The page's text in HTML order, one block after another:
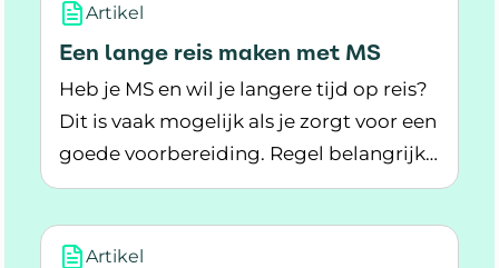
Artikel
Een lange reis maken met MS
Heb je MS en wil je langere tijd op reis?
Dit is vaak mogelijk als je zorgt voor een
goede voorbereiding. Regel belangrijke
dingen op tijd.
Lees meer over Een lange reis maken met MS
Artikel